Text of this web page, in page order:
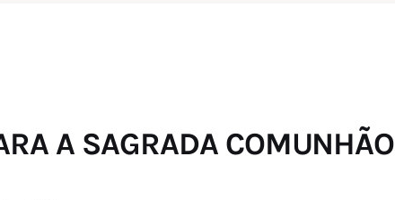
A SAGRADA COMUNHÃO